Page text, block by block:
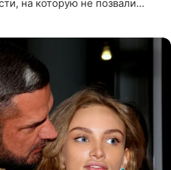
на которую не позвали